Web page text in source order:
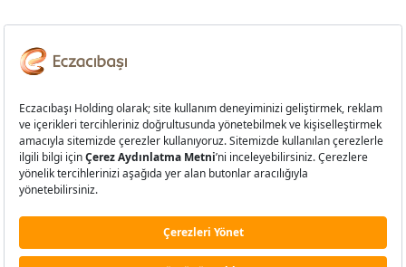
Bilgi Toplumu Hizmetleri
Çerez Aydınlatma Metni
Davranış Kuralları
Çerez Tercihleri
Bilgi Güvenliği Politikası